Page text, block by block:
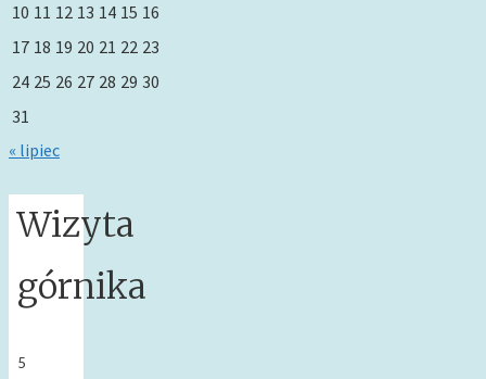
10 11 12 13 14 15 16
17 18 19 20 21 22 23
24 25 26 27 28 29 30
31
« lipiec
Wizyta
górnika
5